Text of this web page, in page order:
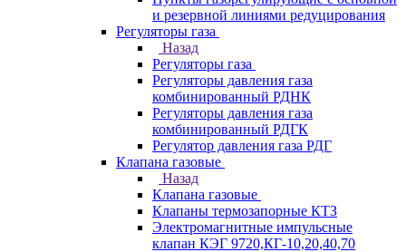
и резервной линиями редуцирования
Регуляторы газа
Назад
Регуляторы газа
Регуляторы давления газа
комбинированный РДНК
Регуляторы давления газа
комбинированный РДГК
Регулятор давления газа РДГ
Клапана газовые
Назад
Клапана газовые
Клапаны термозапорные КТЗ
Электромагнитные импульсные
клапан КЭГ 9720,КГ-10,20,40,70